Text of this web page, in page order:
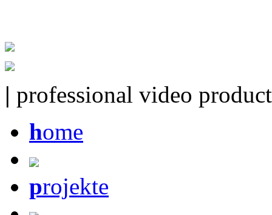
| professional video
home
projekte